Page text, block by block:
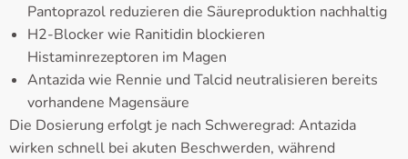
Pantoprazol reduzieren die Säureproduktion nachhaltig
H2-Blocker wie Ranitidin blockieren
Histaminrezeptoren im Magen
Antazida wie Rennie und Talcid neutralisieren bereits
vorhandene Magensäure
Die Dosierung erfolgt je nach Schweregrad: Antazida
wirken schnell bei akuten Beschwerden, während